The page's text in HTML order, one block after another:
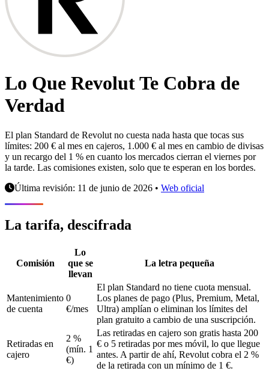
Lo Que Revolut Te Cobra de
Verdad
El plan Standard de Revolut no cuesta nada hasta que tocas sus
límites: 200 € al mes en cajeros, 1.000 € al mes en cambio de divisas
y un recargo del 1 % en cuanto los mercados cierran el viernes por
la tarde. Las comisiones existen, solo que te esperan en los bordes.
Última revisión: 11 de junio de 2026 • Web oficial
La tarifa, descifrada
Comisión
Lo
que se
llevan
La letra pequeña
Mantenimiento
de cuenta
0
€/mes
El plan Standard no tiene cuota mensual.
Los planes de pago (Plus, Premium, Metal,
Ultra) amplían o eliminan los límites del
plan gratuito a cambio de una suscripción.
Retiradas en
cajero
2 %
(mín. 1
€)
Las retiradas en cajero son gratis hasta 200
€ o 5 retiradas por mes móvil, lo que llegue
antes. A partir de ahí, Revolut cobra el 2 %
de la retirada con un mínimo de 1 €.